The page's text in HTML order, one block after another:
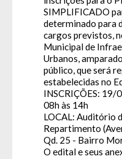
SIMPLIFICADO
determinado para
cargos previstos,
Municipal de
Urbanos,
público, que será
estabelecidas no
INSCRIÇÕES:
08h às 14h
LOCAL: Auditório
Repartimento
Qd. 25 - Bairro
O edital e seus